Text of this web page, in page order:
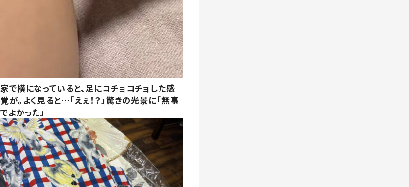
家で横になっていると、足にコチョコチョした感
覚が。よく見ると…「えぇ！？」驚きの光景に「無事
でよかった」